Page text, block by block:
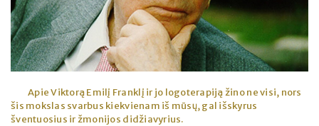
Apie Viktorą Emilį Franklį ir jo logoterapiją žino ne visi, nors
šis mokslas svarbus kiekvienam iš mūsų, gal išskyrus
šventuosius ir žmonijos didžiavyrius.